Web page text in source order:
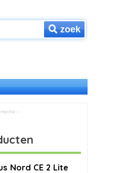
zoek
Nord CE 2 Lite